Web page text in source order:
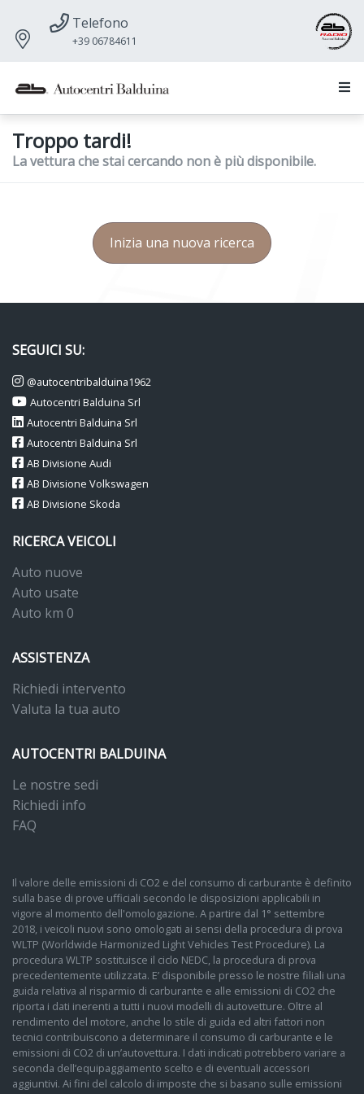
Telefono
+39 06784611
Troppo tardi!
La vettura che stai cercando non è più disponibile.
Inizia una nuova ricerca
SEGUICI SU:
@autocentribalduina1962
Autocentri Balduina Srl
Autocentri Balduina Srl
Autocentri Balduina Srl
AB Divisione Audi
AB Divisione Volkswagen
AB Divisione Skoda
RICERCA VEICOLI
Auto nuove
Auto usate
Auto km 0
ASSISTENZA
Richiedi intervento
Valuta la tua auto
AUTOCENTRI BALDUINA
Le nostre sedi
Richiedi info
FAQ
Il valore delle emissioni di CO2 e del consumo di carburante è definito
sulla base di prove ufficiali secondo le disposizioni applicabili in
vigore al momento dell'omologazione. A partire dal 1° settembre
2018, i veicoli nuovi sono omologati ai sensi della procedura di prova
WLTP (Worldwide Harmonized Light Vehicles Test Procedure). La
procedura WLTP sostituisce il ciclo NEDC, la procedura di prova
precedentemente utilizzata. E’ disponibile presso le nostre filiali una
guida relativa al risparmio di carburante e alle emissioni di CO2 che
riporta i dati inerenti a tutti i nuovi modelli di autovetture. Oltre al
rendimento del motore, anche lo stile di guida ed altri fattori non
tecnici contribuiscono a determinare il consumo di carburante e le
emissioni di CO2 di un’autovettura. I dati indicati potrebbero variare a
seconda dell’equipaggiamento scelto e di eventuali accessori
aggiuntivi. Ai fini del calcolo di imposte che si basano sulle emissioni